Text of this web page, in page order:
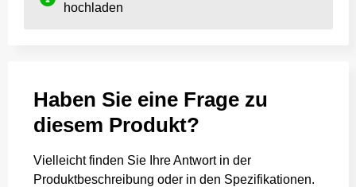
hochladen
Haben Sie eine Frage zu
diesem Produkt?
Vielleicht finden Sie Ihre Antwort in der
Produktbeschreibung oder in den Spezifikationen.